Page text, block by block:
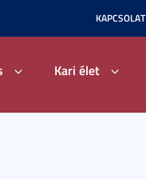
KAPCSOLAT
Kari élet